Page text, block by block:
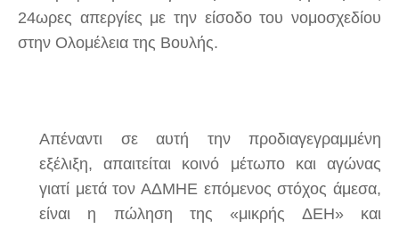
24ωρες απεργίες με την είσοδο του νομοσχεδίου
στην Ολομέλεια της Βουλής.
Απέναντι σε αυτή την προδιαγεγραμμένη
εξέλιξη, απαιτείται κοινό μέτωπο και αγώνας
γιατί μετά τον ΑΔΜΗΕ επόμενος στόχος άμεσα,
είναι η πώληση της «μικρής ΔΕΗ» και